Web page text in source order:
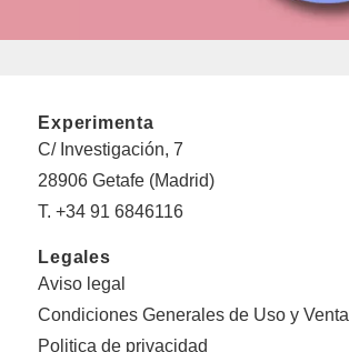
Experimenta
C/ Investigación, 7
28906 Getafe (Madrid)
T. +34 91 6846116
Legales
Aviso legal
Condiciones Generales de Uso y Venta
Politica de privacidad